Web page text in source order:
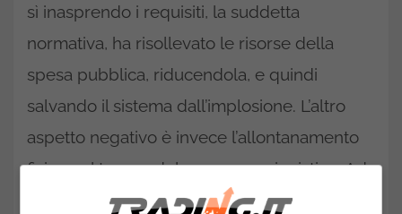
sì inasprendo i requisiti, la suddetta
normativa, ha risollevato le risorse della
spesa pubblica, riducendola, e quindi
salvando il sistema dall’implosione. L’altro
aspetto negativo è invece l’allontanamento
fisico nel tempo del sogno pensionistico. Ad
oggi, come dirgli addio?